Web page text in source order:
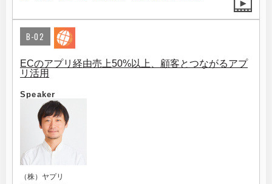
B-02
ECのアプリ経由売上50%以上、顧客とつながるアプ
リ活用
Speaker
（株）ヤプリ